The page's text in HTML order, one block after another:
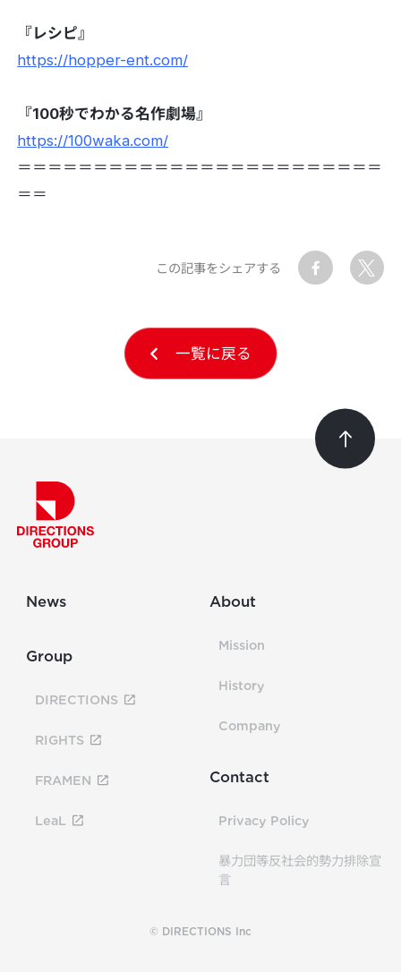
『レシピ』
https://hopper-ent.com/
『100秒でわかる名作劇場』
https://100waka.com/
＝＝＝＝＝＝＝＝＝＝＝＝＝＝＝＝＝＝＝＝＝＝＝＝
＝＝
この記事をシェアする
一覧に戻る
News
Group
DIRECTIONS
RIGHTS
FRAMEN
LeaL
About
Mission
History
Company
Contact
Privacy Policy
暴力団等反社会的勢力排除宣
言
© DIRECTIONS Inc